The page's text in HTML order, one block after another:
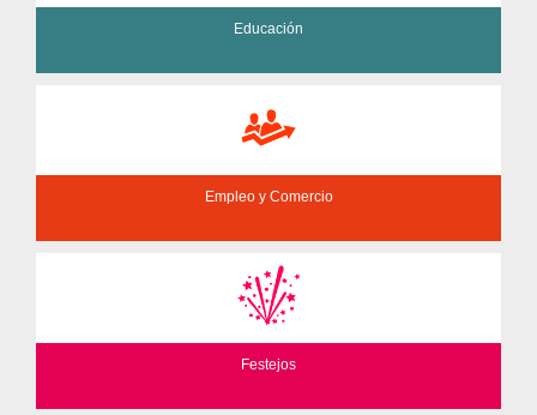
Educación
Empleo y Comercio
Festejos